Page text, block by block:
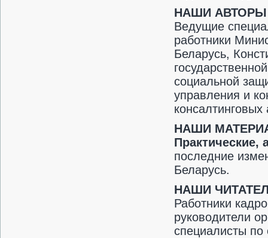
НАШИ АВТОРЫ
Ведущие
работники
Беларусь,
социальной
управления и
консалтинговых
НАШИ
Практические,
последние
Беларусь.
НАШИ
Работники
руководители
специалисты по